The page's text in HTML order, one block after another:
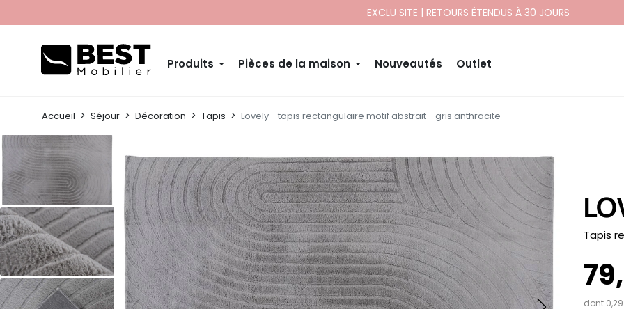
EXCLU SITE | RETOURS ÉTENDUS À 30 JOURS
Produits Pièces de la maison Nouveautés Outlet
Accueil Séjour Décoration Tapis Lovely - tapis rectangulaire motif abstrait - gris anthracite
-
Tapis
dont